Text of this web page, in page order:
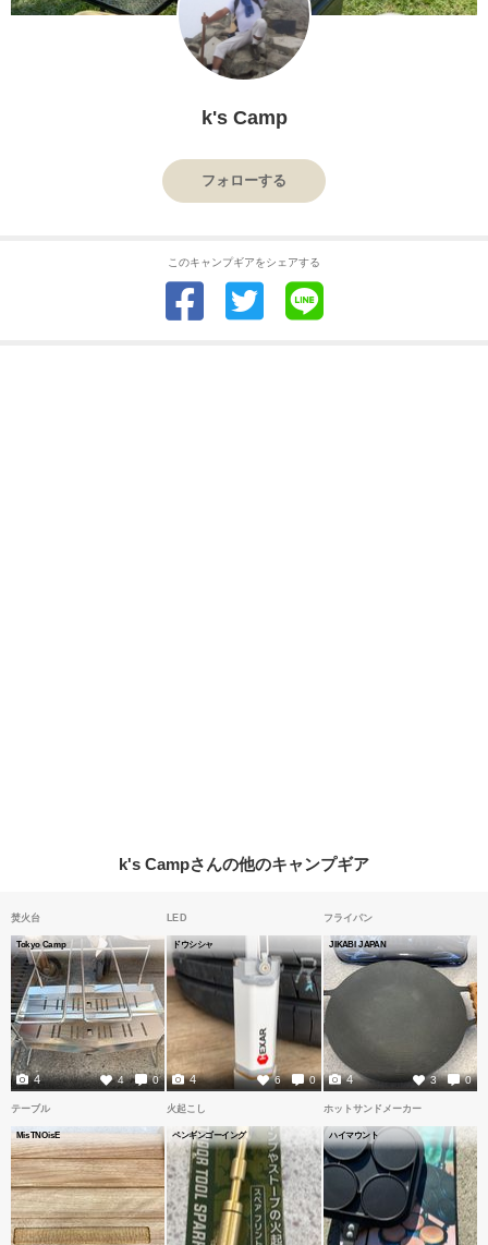
k's Camp
フォローする
このキャンプギアをシェアする
k's Campさんの他のキャンプギア
焚火台
Tokyo Camp
4 0
4
LED
ドウシシャ
6 0
4
フライパン
JIKABI JAPAN
3 0
4
テーブル
MisTNOisE
火起こし
ペンギンゴーイング
ホットサンドメーカー
ハイマウント